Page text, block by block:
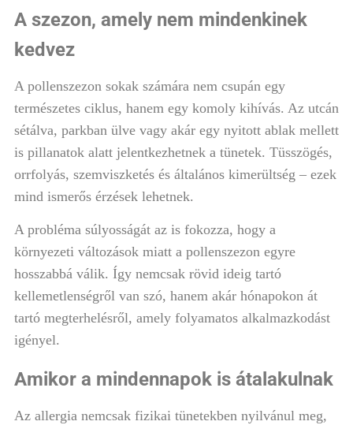
A szezon, amely nem mindenkinek
kedvez
A pollenszezon sokak számára nem csupán egy
természetes ciklus, hanem egy komoly kihívás. Az utcán
sétálva, parkban ülve vagy akár egy nyitott ablak mellett
is pillanatok alatt jelentkezhetnek a tünetek. Tüsszögés,
orrfolyás, szemviszketés és általános kimerültség – ezek
mind ismerős érzések lehetnek.
A probléma súlyosságát az is fokozza, hogy a
környezeti változások miatt a pollenszezon egyre
hosszabbá válik. Így nemcsak rövid ideig tartó
kellemetlenségről van szó, hanem akár hónapokon át
tartó megterhelésről, amely folyamatos alkalmazkodást
igényel.
Amikor a mindennapok is átalakulnak
Az allergia nemcsak fizikai tünetekben nyilvánul meg,